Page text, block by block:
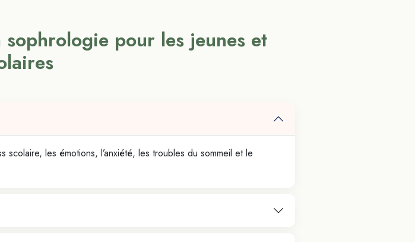
pour les jeunes et
les émotions, l’anxiété, les troubles du sommeil et le